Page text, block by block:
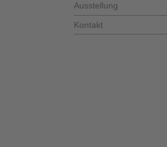
Ausstellung
Kontakt